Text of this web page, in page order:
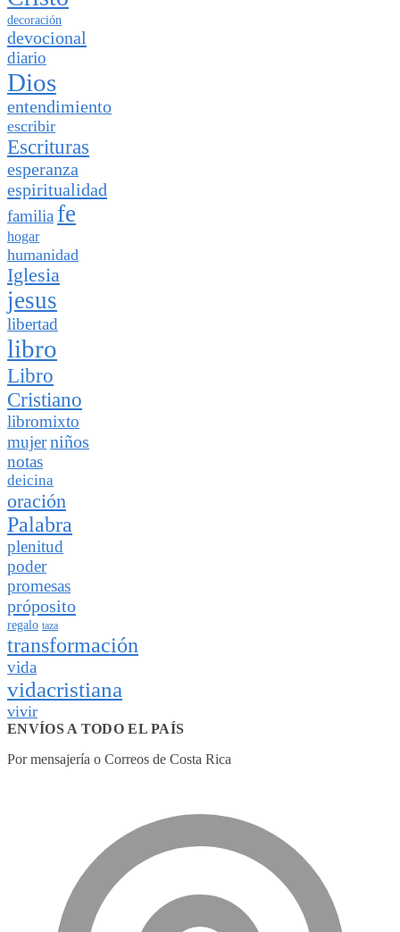
decoración
devocional
diario
Dios
entendimiento
escribir
Escrituras
esperanza
espiritualidad
familia fe
hogar
humanidad
Iglesia
jesus
libertad
libro
Libro
Cristiano
libromixto
mujerniños
notas
deicina
oración
Palabra
plenitud
poder
promesas
próposito
regalo taza
transformación
vida
vidacristiana
vivir
ENVÍOS A TODO EL PAÍS
Por mensajería o Correos de Costa Rica